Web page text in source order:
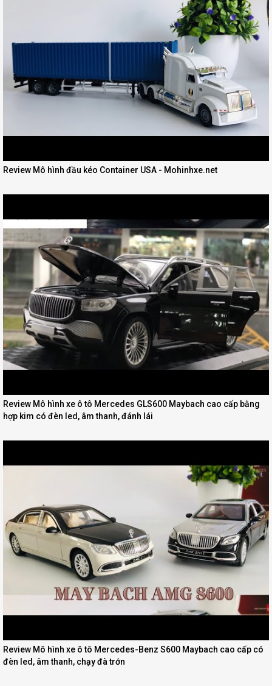
Review Mô hình đầu kéo Container USA - Mohinhxe.net
Review Mô hình xe ô tô Mercedes GLS600 Maybach cao cấp bằng
hợp kim có đèn led, âm thanh, đánh lái
Review Mô hình xe ô tô Mercedes-Benz S600 Maybach cao cấp có
đèn led, âm thanh, chạy đà trớn